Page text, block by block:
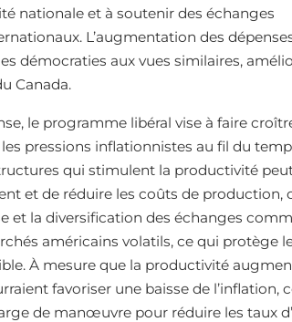
nationale et à soutenir des échanges
L’augmentation des
démocraties aux vues similaires,
Canada.
le programme libéral vise à faire
pressions inflationnistes au fil du
qui stimulent la productivité
et de réduire les coûts de production,
et la diversification des échanges
américains volatils, ce qui protège
À mesure que la productivité
favoriser une baisse de l’inflation,
de manœuvre pour réduire les taux